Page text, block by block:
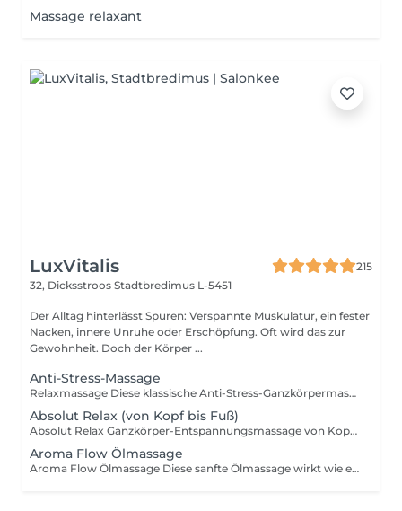
Massage relaxant
LuxVitalis
215
32, Dicksstroos Stadtbredimus L-5451
Der Alltag hinterlässt Spuren: Verspannte Muskulatur, ein fester
Nacken, innere Unruhe oder Erschöpfung. Oft wird das zur
Gewohnheit. Doch der Körper ...
Anti-Stress-Massage
Relaxmassage Diese klassische Anti-Stress-Ganzkörpermassage ist darauf ausgerichtet, körperliche Spannungen gezielt zu lösen und Stressblockaden abzubauen. Mit sanften, fließenden Techniken werden Muskeln gelockert, die Durchblutung angeregt und die allgemeine Entspannung gefördert. Sie unterstützt das Gleichgewicht zwischen Körper und Geist, steigert das Wohlbefinden und vermittelt ein tiefes Gefühl von Ruhe und innerer Ausgeglichenheit. Ideal für alle, die dem Alltagsstress entkommen und neue Energie tanken möchten.
Absolut Relax (von Kopf bis Fuß)
Absolut Relax Ganzkörper-Entspannungsmassage von Kopf bis Fuß Eine ganzheitliche, multisensorische Balance-Massage, die Körper und Geist in einen Zustand tiefer Ruhe führt. Warme ätherische Öle (Young Living®) kombiniert mit fließenden Griffen aus klassischer, fernöstlicher und energetischer Massage lösen Spannungen und fördern die innere Balance. Sanfte Impulse wirken regulierend auf das Nervensystem, während sich ein Gefühl von Geborgenheit, Loslassen und tiefer Entspannung entfaltet. Für Momente, in denen nur noch eines zählt: vollkommen abschalten und neue Energie schöpfen.
Aroma Flow Ölmassage
Aroma Flow Ölmassage Diese sanfte Ölmassage wirkt wie eine meditative Auszeit für Körper und Geist. Mit therapeutisch reinen, ätherischen Young Living Ölen® wird das Immunsystem unterstützt, Ruhe und Wohlbefinden gefördert und das innere Gleichgewicht wiederhergestellt. Die harmonischen Düfte und sanften Massagegriffe führen zu tiefer Entspannung, während die natürlichen Inhaltsstoffe aus Blüten, Früchten, Blättern und Wurzeln ihre wohltuenden Kräfte entfalten. Ein einzigartiges Erlebnis von Ganzheit, Harmonie und innerer Fülle.